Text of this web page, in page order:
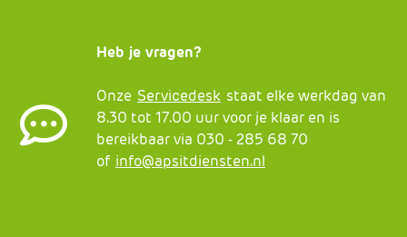
Heb je vragen?
Onze Servicedesk staat elke werkdag van
8.30 tot 17.00 uur voor je klaar en is
bereikbaar via 030 - 285 68 70
of info@apsitdiensten.nl